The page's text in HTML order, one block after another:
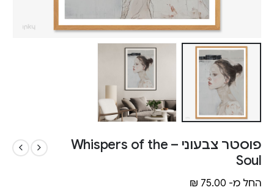
פוסטר צבעוני – Whispers of the
Soul
החל מ- ₪ 75.00